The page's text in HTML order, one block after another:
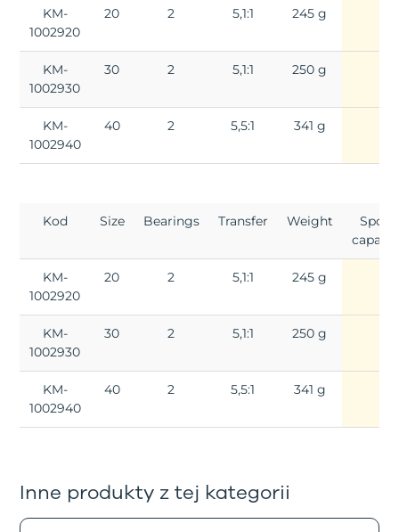
KM-
1002920
20 2 5,1:1 245 g
KM-
1002930
30 2 5,1:1 250 g
KM-
1002940
40 2 5,5:1 341 g
Kod Size Bearings Transfer Weight
Spool
KM-
1002920
20 2 5,1:1 245 g
KM-
1002930
30 2 5,1:1 250 g
KM-
1002940
40 2 5,5:1 341 g
Inne produkty z tej kategorii